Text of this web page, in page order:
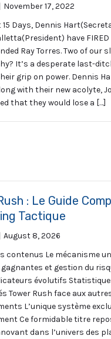
November 17, 2022
Days, Dennis
have
Ray Torres. Two of our
It’s a desperate last-
grip on power. Dennis
with their new acolyte,
that they would lose a […]
: Le Guide
Tactique
August 8, 2026
contenus Le mécanisme
et gestion du
évolutifs
Tower Rush face aux
L’unique système
Ce formidable titre
dans l’univers des